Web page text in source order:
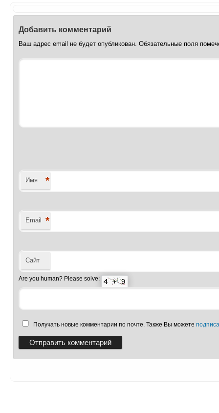
Добавить комментарий
Ваш адрес email не будет опубликован. Обязательные поля
Имя *
Email *
Сайт
Are you human? Please solve:
Получать новые комментарии по почте. Также Вы можете